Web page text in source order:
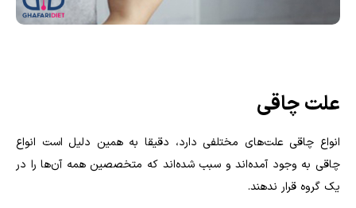
علت چاقی
انواع چاقی علت‌های مختلفی دارد، دقیقا به همین دلیل است انواع
چاقی به وجود آمده‌اند و سبب شده‌اند که متخصصین همه آن‌ها را در
یک گروه قرار ندهند.